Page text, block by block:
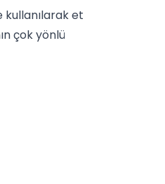
kullanılaraket
çok yönlü